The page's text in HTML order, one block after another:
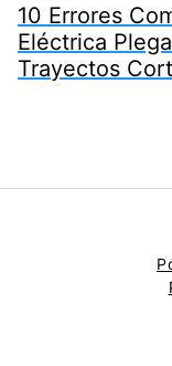
10 Errores
Eléctrica
Trayectos